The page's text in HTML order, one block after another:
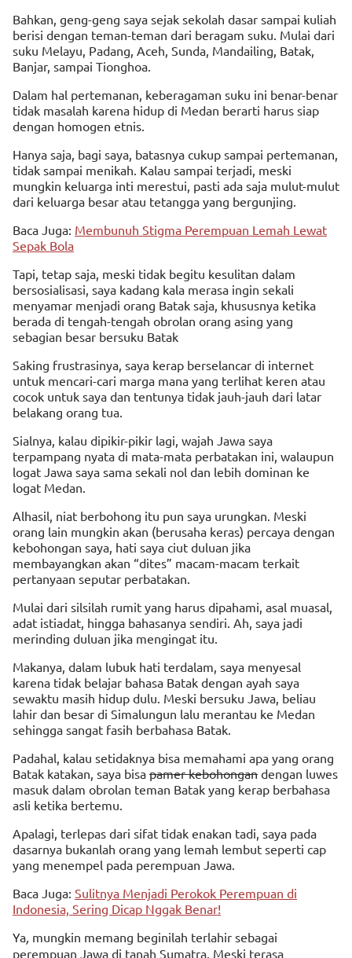
Bahkan, geng-geng saya sejak sekolah dasar sampai kuliah
berisi dengan teman-teman dari beragam suku. Mulai dari
suku Melayu, Padang, Aceh, Sunda, Mandailing, Batak,
Banjar, sampai Tionghoa.
Dalam hal pertemanan, keberagaman suku ini benar-benar
tidak masalah karena hidup di Medan berarti harus siap
dengan homogen etnis.
Hanya saja, bagi saya, batasnya cukup sampai pertemanan,
tidak sampai menikah. Kalau sampai terjadi, meski
mungkin keluarga inti merestui, pasti ada saja mulut-mulut
dari keluarga besar atau tetangga yang bergunjing.
Baca Juga: Membunuh Stigma Perempuan Lemah Lewat
Sepak Bola
Tapi, tetap saja, meski tidak begitu kesulitan dalam
bersosialisasi, saya kadang kala merasa ingin sekali
menyamar menjadi orang Batak saja, khususnya ketika
berada di tengah-tengah obrolan orang asing yang
sebagian besar bersuku Batak
Saking frustrasinya, saya kerap berselancar di internet
untuk mencari-cari marga mana yang terlihat keren atau
cocok untuk saya dan tentunya tidak jauh-jauh dari latar
belakang orang tua.
Sialnya, kalau dipikir-pikir lagi, wajah Jawa saya
terpampang nyata di mata-mata perbatakan ini, walaupun
logat Jawa saya sama sekali nol dan lebih dominan ke
logat Medan.
Alhasil, niat berbohong itu pun saya urungkan. Meski
orang lain mungkin akan (berusaha keras) percaya dengan
kebohongan saya, hati saya ciut duluan jika
membayangkan akan “dites” macam-macam terkait
pertanyaan seputar perbatakan.
Mulai dari silsilah rumit yang harus dipahami, asal muasal,
adat istiadat, hingga bahasanya sendiri. Ah, saya jadi
merinding duluan jika mengingat itu.
Makanya, dalam lubuk hati terdalam, saya menyesal
karena tidak belajar bahasa Batak dengan ayah saya
sewaktu masih hidup dulu. Meski bersuku Jawa, beliau
lahir dan besar di Simalungun lalu merantau ke Medan
sehingga sangat fasih berbahasa Batak.
Padahal, kalau setidaknya bisa memahami apa yang orang
Batak katakan, saya bisa pamer kebohongan dengan luwes
masuk dalam obrolan teman Batak yang kerap berbahasa
asli ketika bertemu.
Apalagi, terlepas dari sifat tidak enakan tadi, saya pada
dasarnya bukanlah orang yang lemah lembut seperti cap
yang menempel pada perempuan Jawa.
Baca Juga: Sulitnya Menjadi Perokok Perempuan di
Indonesia, Sering Dicap Nggak Benar!
Ya, mungkin memang beginilah terlahir sebagai
perempuan Jawa di tanah Sumatra. Meski terasa